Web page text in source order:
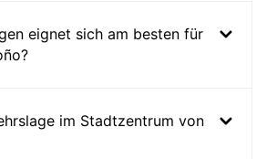
eignet sich am besten für
im Stadtzentrum von